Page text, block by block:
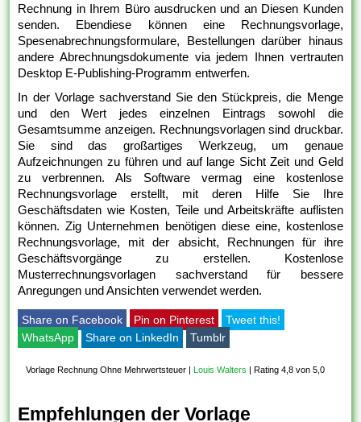
Rechnung in Ihrem Büro ausdrucken und an Diesen Kunden
senden. Ebendiese können eine Rechnungsvorlage,
Spesenabrechnungsformulare, Bestellungen darüber hinaus
andere Abrechnungsdokumente via jedem Ihnen vertrauten
Desktop E-Publishing-Programm entwerfen.
In der Vorlage sachverstand Sie den Stückpreis, die Menge
und den Wert jedes einzelnen Eintrags sowohl die
Gesamtsumme anzeigen. Rechnungsvorlagen sind druckbar.
Sie sind das großartiges Werkzeug, um genaue
Aufzeichnungen zu führen und auf lange Sicht Zeit und Geld
zu verbrennen. Als Software vermag eine kostenlose
Rechnungsvorlage erstellt, mit deren Hilfe Sie Ihre
Geschäftsdaten wie Kosten, Teile und Arbeitskräfte auflisten
können. Zig Unternehmen benötigen diese eine, kostenlose
Rechnungsvorlage, mit der absicht, Rechnungen für ihre
Geschäftsvorgänge zu erstellen. Kostenlose
Musterrechnungsvorlagen sachverstand für bessere
Anregungen und Ansichten verwendet werden.
Share on Facebook Pin on Pinterest
Tweet this!
WhatsApp
Share on LinkedIn Tumblr
Vorlage Rechnung Ohne Mehrwertsteuer | Louis Walters |Rating 4,8 von 5,0
Empfehlungen der Vorlage